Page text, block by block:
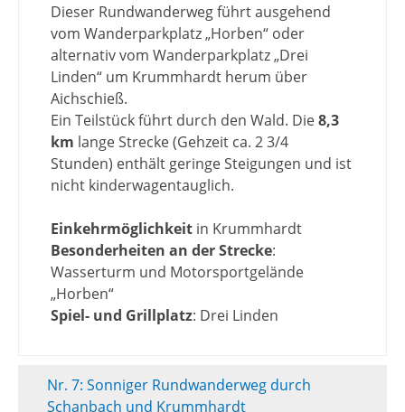
Dieser Rundwanderweg führt ausgehend
vom Wanderparkplatz „Horben“ oder
alternativ vom Wanderparkplatz „Drei
Linden“ um Krummhardt herum über
Aichschieß.
Ein Teilstück führt durch den Wald. Die8,3
km lange Strecke (Gehzeit ca. 2 3/4
Stunden) enthält geringe Steigungen und ist
nicht kinderwagentauglich.
Einkehrmöglichkeit in Krummhardt
Besonderheiten an der Strecke:
Wasserturm und Motorsportgelände
„Horben“
Spiel- und Grillplatz: Drei Linden
Nr. 7: Sonniger Rundwanderweg durch
Schanbach und Krummhardt